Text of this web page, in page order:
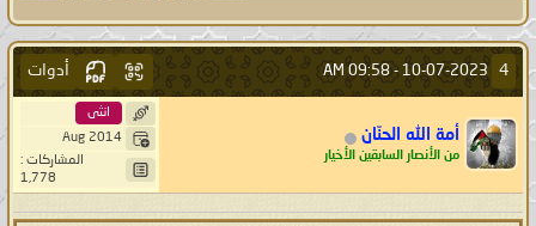
4
10-07-2023 -
09:58 AM أدوات
أمة الله الحنّان
من الأنصار السابقين الأخيار
انثى
Aug 2014
المشاركات :
1,778